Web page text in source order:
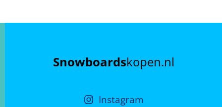
Snowboardskopen.nl
Instagram